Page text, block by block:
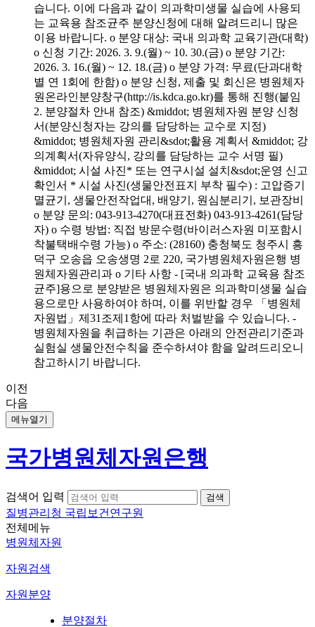
습니다. 이에 다음과 같이 의과학미생물 실습에 사용되
는 교육용 참조균주 분양신청에 대해 알려드리니 많은
이용 바랍니다. o 분양 대상: 국내 의과학 교육기관(대학)
o 신청 기간: 2026. 3. 9.(월) ~ 10. 30.(금) o 분양 기간:
2026. 3. 16.(월) ~ 12. 18.(금) o 분양 가격: 무료(단과대학
별 연 1회에 한함) o 분양 신청, 제출 및 회신은 병원체자
원온라인분양창구(http://is.kdca.go.kr)를 통해 진행(붙임
2. 분양절차 안내 참조) &middot; 병원체자원 분양 신청
서(분양신청자는 강의를 담당하는 교수로 지정)
&middot; 병원체자원 관리&sdot;활용 계획서 &middot; 강
의계획서(자유양식, 강의를 담당하는 교수 서명 필)
&middot; 시설 사진* 또는 연구시설 설치&sdot;운영 신고
확인서 * 시설 사진(생물안전표지 부착 필수) : 고압증기
멸균기, 생물안전작업대, 배양기, 원심분리기, 보관장비
o 분양 문의: 043-913-4270(대표전화) 043-913-4261(담당
자) o 수령 방법: 직접 방문수령(바이러스자원 미포함시
착불택배수령 가능) o 주소: (28160) 충청북도 청주시 흥
덕구 오송읍 오송생명 2로 220, 국가병원체자원은행 병
원체자원관리과 o 기타 사항 - [국내 의과학 교육용 참조
균주]용으로 분양받은 병원체자원은 의과학미생물 실습
용으로만 사용하여야 하며, 이를 위반할 경우 「병원체
자원법」제31조제1항에 따라 처벌받을 수 있습니다. -
병원체자원을 취급하는 기관은 아래의 안전관리기준과
실험실 생물안전수칙을 준수하셔야 함을 알려드리오니
참고하시기 바랍니다.
이전
다음
메뉴열기
국가병원체자원은행
검색어 입력
질병관리청 국립보건연구원
전체메뉴
병원체자원
자원검색
자원분양
분양절차